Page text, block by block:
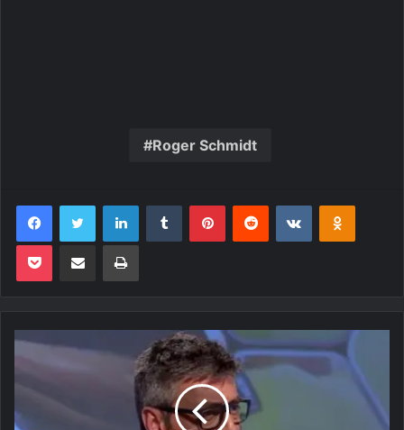
Roger Schmidt
FacebookTwitter LinkedinTumblr PinterestReddit VK OK
Pocket Compartilhar via e-mail Imprimir